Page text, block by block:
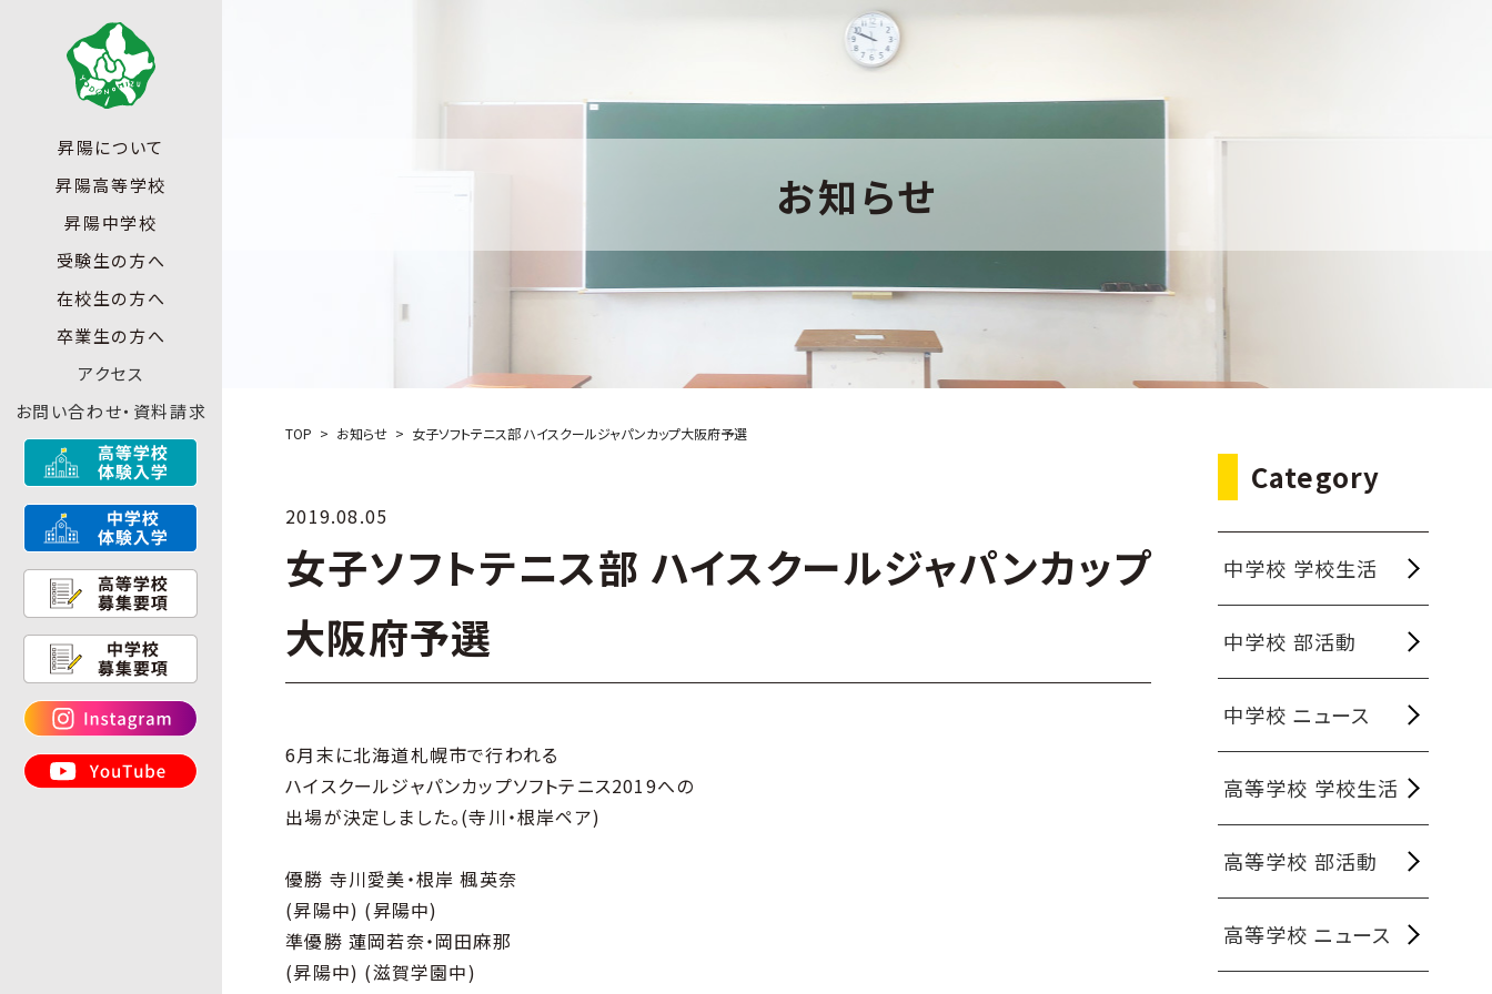
昇陽について
昇陽高等学校
昇陽中学校
受験生の方へ
在校生の方へ
卒業生の方へ
アクセス
お問い合わせ・資料請求
お知らせ
TOP お知らせ 女子ソフトテニス部 ハイスクールジャパンカップ大阪府予選
2019.08.05
女子ソフトテニス部 ハイスクールジャパンカップ
大阪府予選
6月末に北海道札幌市で行われる
ハイスクールジャパンカップソフトテニス2019への
出場が決定しました。(寺川・根岸ペア)
優勝 寺川愛美・根岸 楓英奈
(昇陽中) (昇陽中)
準優勝 蓮岡若奈・岡田麻那
(昇陽中) (滋賀学園中)
Category
中学校 学校生活
中学校 部活動
中学校 ニュース
高等学校 学校生活
高等学校 部活動
高等学校 ニュース